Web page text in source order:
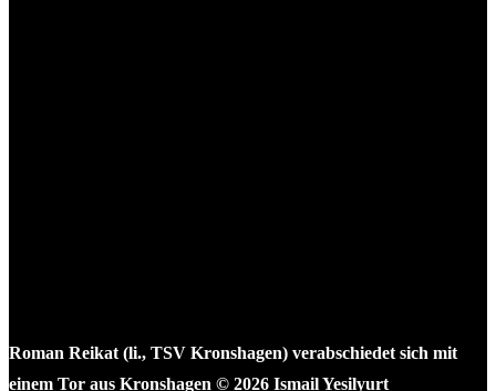
Roman Reikat (li., TSV Kronshagen) verabschiedet sich mit
einem Tor aus Kronshagen © 2026 Ismail Yesilyurt